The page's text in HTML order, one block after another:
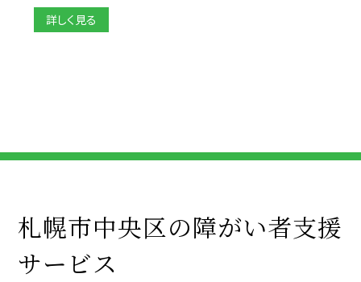
詳しく見る
札幌市中央区の障がい者支援
サービス